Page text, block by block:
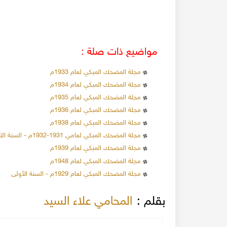
مواضيع ذات صلة :
مجلة المضحك المبكي لعام 1933م
مجلة المضحك المبكي لعام 1934م
مجلة المضحك المبكي لعام 1935م
مجلة المضحك المبكي لعام 1936م
مجلة المضحك المبكي لعام 1938م
مجلة المضحك المبكي لعامي 1931-1932م - السنة الثالثة
مجلة المضحك المبكي لعام 1939م
مجلة المضحك المبكي لعام 1948م
مجلة المضحك المبكي لعام 1929م - السنة الأولى
بقلم : المحامي علاء السيد